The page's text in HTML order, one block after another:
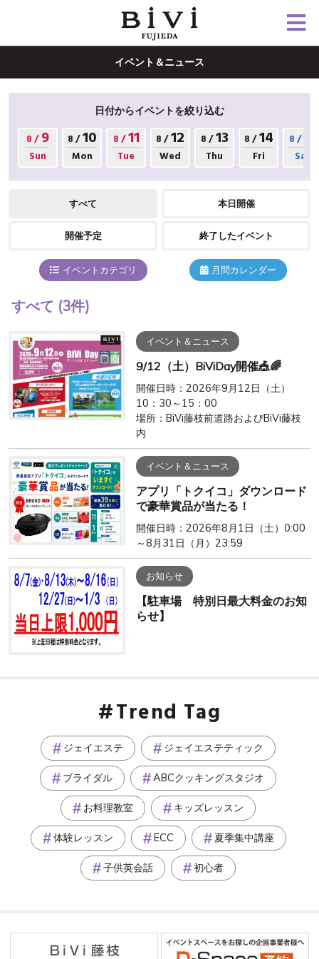
イベント＆ニュース
日付からイベントを絞り込む
8 /9
Sun
8 /10
Mon
8 /11
Tue
8 /12
Wed
8 /13
Thu
8 /14
Fri
8 /
Sat
すべて 本日開催
開催予定 終了したイベント
月間カレンダー
イベントカテゴリ
すべて (3件)
イベント＆ニュース
9/12（土）BiViDay開催🎪🌈
開催日時：2026年9月12日（土）
10：30～15：00
場所：BiVi藤枝前道路およびBiVi藤枝
内
イベント＆ニュース
アプリ「トクイコ」ダウンロード
で豪華賞品が当たる！
開催日時：2026年8月1日（土）0:00
～8月31日（月）23:59
お知らせ
【駐車場 特別日最大料金のお知
らせ】
Trend Tag
ジェイエステ ジェイエステティック
ブライダル ABCクッキングスタジオ
お料理教室 キッズレッスン
体験レッスン ECC 夏季集中講座
子供英会話 初心者